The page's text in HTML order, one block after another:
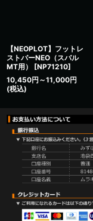
【NEOPLOT】フットレ
ストバーNEO（スバル
MT用）
[NP71210]
10,450円 ～11,000円
(税込)